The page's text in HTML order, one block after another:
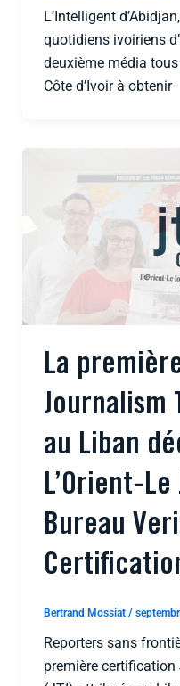
L’Intelligent
quotidiens ivoiriens
deuxième média
Côte d’Ivoir à obtenir
La
Journalism
au Liban
L’Orient-
Bureau
Bertrand Mossiat /
Reporters sans
première